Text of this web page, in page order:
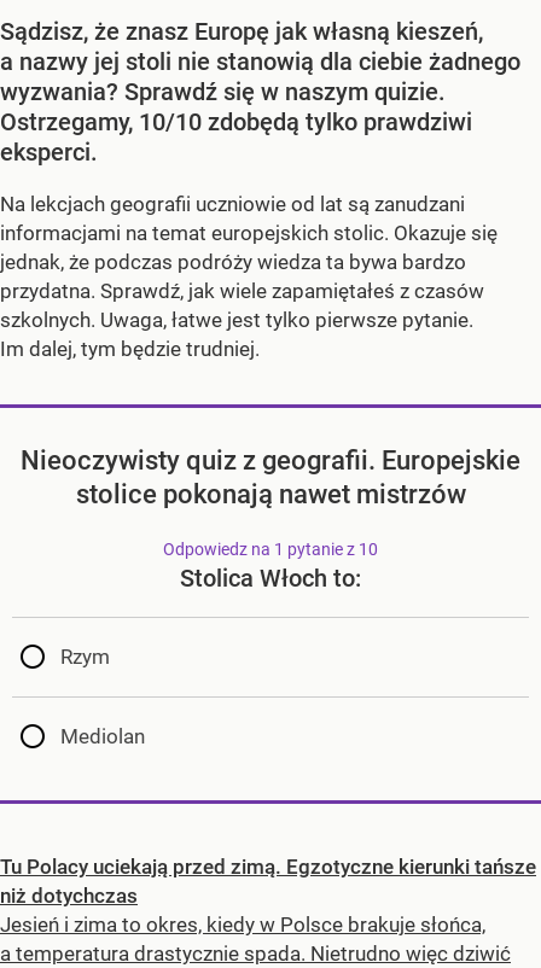
Sądzisz, że znasz Europę jak własną kieszeń,
a nazwy jej stoli nie stanowią dla ciebie żadnego
wyzwania? Sprawdź się w naszym quizie.
Ostrzegamy, 10/10 zdobędą tylko prawdziwi
eksperci.
Na lekcjach geografii uczniowie od lat są zanudzani
informacjami na temat europejskich stolic. Okazuje się
jednak, że podczas podróży wiedza ta bywa bardzo
przydatna. Sprawdź, jak wiele zapamiętałeś z czasów
szkolnych. Uwaga, łatwe jest tylko pierwsze pytanie.
Im dalej, tym będzie trudniej.
Nieoczywisty quiz z geografii. Europejskie
stolice pokonają nawet mistrzów
Odpowiedz na 1 pytanie z 10
Stolica Włoch to:
Rzym
Mediolan
Tu Polacy uciekają przed zimą. Egzotyczne kierunki tańsze
niż dotychczas
Jesień i zima to okres, kiedy w Polsce brakuje słońca,
a temperatura drastycznie spada. Nietrudno więc dziwić